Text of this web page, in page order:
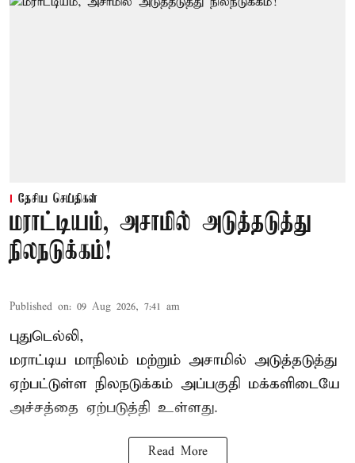
தேசிய செய்திகள்
மராட்டியம், அசாமில் அடுத்தடுத்து
நிலநடுக்கம்!
Published on: 09 Aug 2026, 7:41 am
புதுடெல்லி,
மராட்டிய மாநிலம் மற்றும் அசாமில் அடுத்தடுத்து
ஏற்பட்டுள்ள நிலநடுக்கம் அப்பகுதி மக்களிடையே
அச்சத்தை ஏற்படுத்தி உள்ளது.
Read More